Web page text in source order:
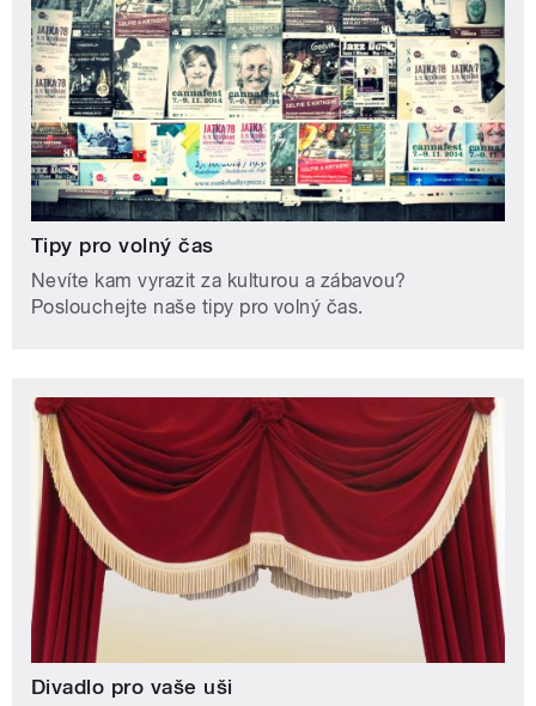
Tipy pro volný čas
Nevíte kam vyrazit za kulturou a zábavou?
Poslouchejte naše tipy pro volný čas.
Divadlo pro vaše uši